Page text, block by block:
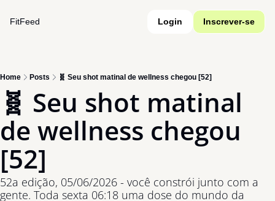
FitFeed Login Inscrever-se
Home Posts 🧬 Seu shot matinal de wellness chegou [52]
🧬 Seu shot matinal
de wellness chegou
[52]
52a edição, 05/06/2026 - você constrói junto com a
gente. Toda sexta 06:18 uma dose do mundo da